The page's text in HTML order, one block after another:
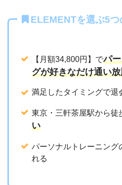
ELEMENTを選ぶ5つ
【月額34,800円】でパ
グが好きなだけ通い
満足したタイミングで退
東京・三軒茶屋駅から徒
い
パーソナルトレーニング
れる